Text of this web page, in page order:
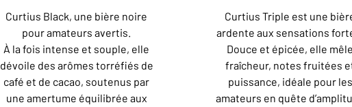
Curtius Black, une bière noire
pour amateurs avertis.
À la fois intense et souple, elle
dévoile des arômes torréfiés de
café et de cacao, soutenus par
une amertume équilibrée aux
Curtius Triple est une
ardente aux sensations
Douce et épicée, elle mêle
fraîcheur, notes fruitées
puissance, idéale pour les
amateurs en quête